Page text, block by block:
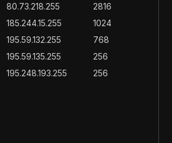
80.73.218.255
2816
185.244.15.255
1024
195.59.132.255
768
195.59.135.255
256
195.248.193.255 256